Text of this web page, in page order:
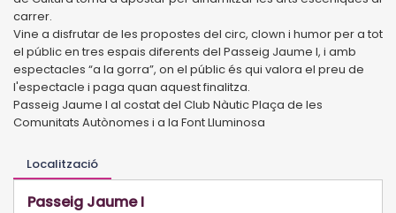
carrer.
Vine a disfrutar de les propostes del circ, clown i humor per a tot
el públic en tres espais diferents del Passeig Jaume I, i amb
espectacles “a la gorra”, on el públic és qui valora el preu de
l'espectacle i paga quan aquest finalitza.
Passeig Jaume I al costat del Club Nàutic Plaça de les
Comunitats Autònomes i a la Font Lluminosa
Localització
Passeig Jaume I